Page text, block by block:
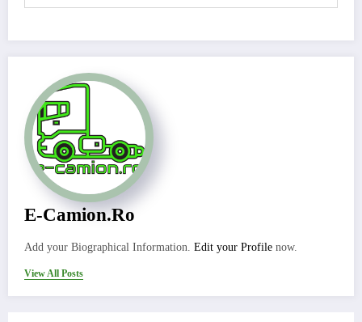
E-Camion.ro
Add your Biographical Information. Edit your Profile now.
View All Posts